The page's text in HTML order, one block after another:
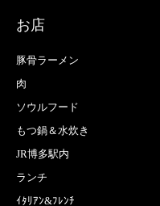
お店
豚骨ラーメン
肉
ソウルフード
もつ鍋＆水炊き
JR博多駅内
ランチ
ｲﾀﾘｱﾝ&ﾌﾚﾝﾁ